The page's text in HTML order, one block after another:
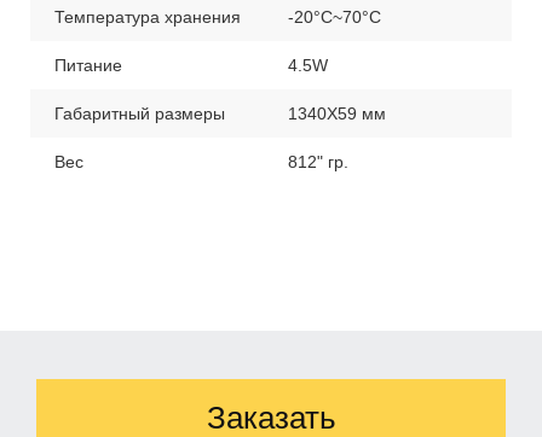
Температура хранения -20°C~70°C
Питание 4.5W
Габаритный размеры 1340X59 мм
Вес 812" гр.
Заказать